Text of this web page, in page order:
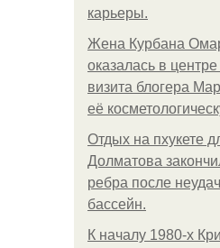
карьеры.
Жена Курбана
оказалась в
визита блогера
её
Отдых на пхукете
Долматова
ребра после
бассейн.
К началу 1980-х